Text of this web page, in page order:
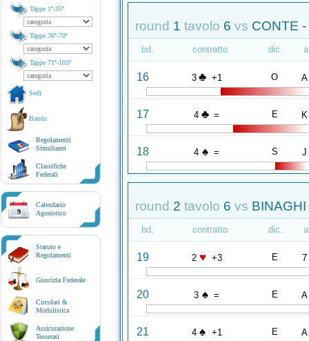
Tappe 1ª-35ª
Tappe 36ª-70ª
Tappe 71ª-105ª
Sedi
Bando
Regolamenti
Simultanei
Classifiche
Federali
9
Calendario
Agonistico
Statuto e
Regolamenti
Giustizia Federale
Circolari &
Modulistica
Assicurazione
Tesserati
round 1 tavolo 6 vs CONTE
bd. contratto dic.
16 3 ♣ +1 O A
17 4 ♣ = E K
18 4 ♠ = S J
round 2 tavolo 6 vs
bd. contratto dic.
19 2 ♥ +3 E 7
20 3 ♠ = E A
21 4 ♠ +1 E A